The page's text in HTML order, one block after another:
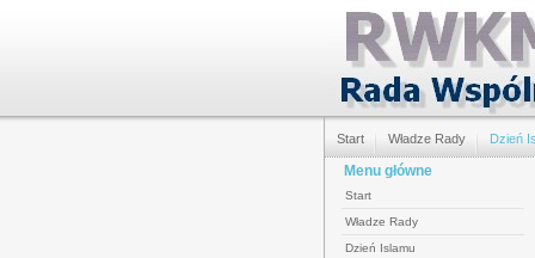
Start Władze Rady Dzień
Menu główne
Start
Władze Rady
Dzień Islamu